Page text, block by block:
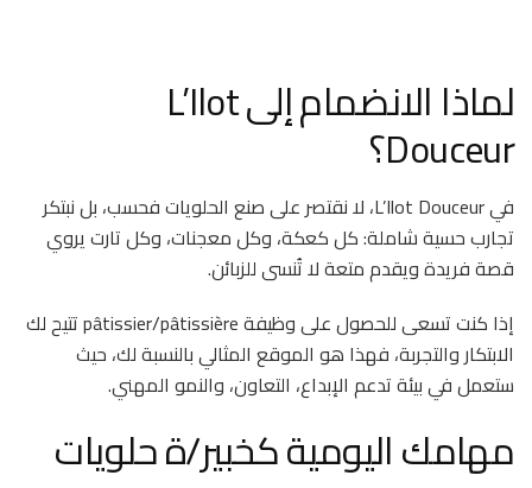
لماذا الانضمام إلى L’Ilot
Douceur؟
في L’Ilot Douceur، لا نقتصر على صنع الحلويات فحسب، بل نبتكر
تجارب حسية شاملة: كل كعكة، وكل معجنات، وكل تارت يروي
قصة فريدة ويقدم متعة لا تُنسى للزبائن.
إذا كنت تسعى للحصول على وظيفة pâtissier/pâtissière تتيح لك
الابتكار والتجربة، فهذا هو الموقع المثالي بالنسبة لك، حيث
ستعمل في بيئة تدعم الإبداع، التعاون، والنمو المهني.
مهامك اليومية كخبير/ة حلويات